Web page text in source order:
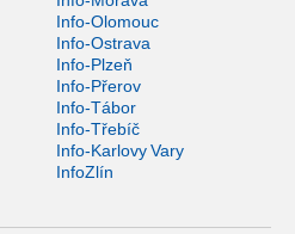
Info-Olomouc
Info-Ostrava
Info-Plzeň
Info-Přerov
Info-Tábor
Info-Třebíč
Info-Karlovy Vary
InfoZlín